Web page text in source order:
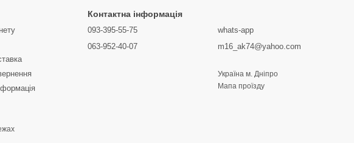
Контактна інформація
093-395-55-75
063-952-40-07
whats-app
m16_ak74@yahoo.com
Україна м. Дніпро
Мапа проїзду